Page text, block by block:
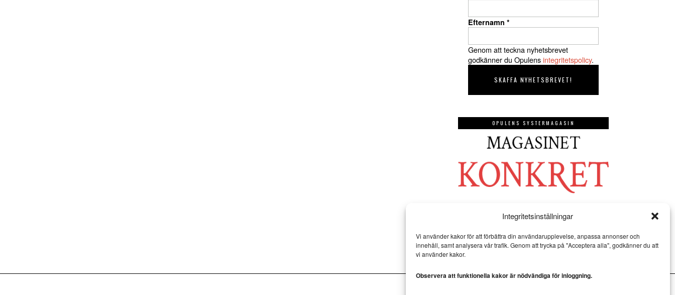
Integritetsinställningar
Vi använder kakor för att förbättra din användarupplevelse, anpassa annonser och
innehåll, samt analysera vår trafik. Genom att trycka på "Acceptera alla", godkänner du att
vi använder kakor.
Observera att funktionella kakor är nödvändiga för inloggning.
Efternamn *
Genom att teckna nyhetsbrevet
godkänner du Opulensintegritetspolicy.
OPULENS SYSTERMAGASIN